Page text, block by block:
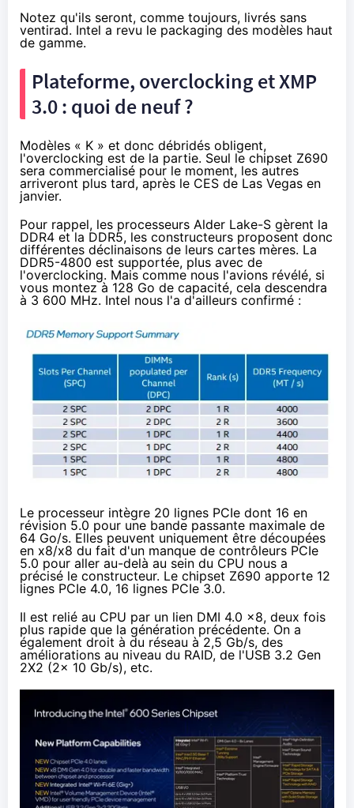
Notez qu'ils seront, comme toujours, livrés sans
ventirad. Intel a revu le packaging des modèles haut
de gamme.
Plateforme, overclocking et XMP
3.0 : quoi de neuf ?
Modèles « K » et donc débridés obligent,
l'overclocking est de la partie. Seul le chipset Z690
sera commercialisé pour le moment, les autres
arriveront plus tard, après le CES de Las Vegas en
janvier.
Pour rappel, les processeurs Alder Lake-S gèrent la
DDR4 et la DDR5, les constructeurs proposent donc
différentes déclinaisons de leurs cartes mères. La
DDR5-4800 est supportée, plus avec de
l'overclocking. Mais commenous l'avions révélé, si
vous montez à 128 Go de capacité, cela descendra
à 3 600 MHz. Intel nous l'a d'ailleurs confirmé :
Le processeur intègre 20 lignes PCIe dont 16 en
révision 5.0 pour une bande passante maximale de
64 Go/s. Elles peuvent uniquement être découpées
en x8/x8 du fait d'un manque de contrôleurs PCIe
5.0 pour aller au-delà au sein du CPU nous a
précisé le constructeur. Le chipset Z690 apporte 12
lignes PCIe 4.0, 16 lignes PCIe 3.0.
Il est relié au CPU par un lien DMI 4.0 x8, deux fois
plus rapide que la génération précédente. On a
également droit à du réseau à 2,5 Gb/s, des
améliorations au niveau du RAID, de l'USB 3.2 Gen
2X2 (2x 10 Gb/s), etc.